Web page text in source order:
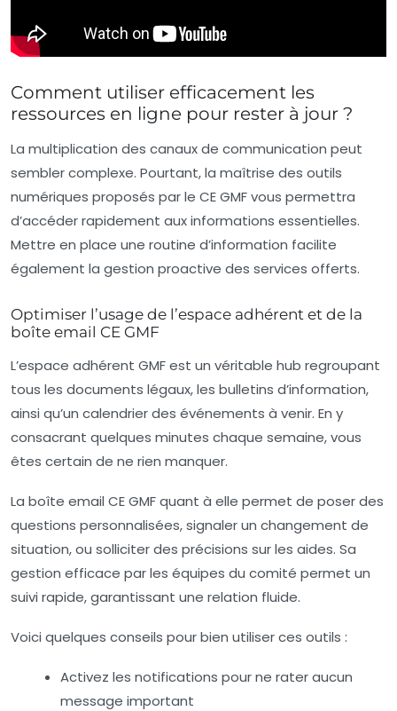
Comment utiliser efficacement les
ressources en ligne pour rester à jour ?
La multiplication des canaux de communication peut
sembler complexe. Pourtant, la maîtrise des outils
numériques proposés par le CE GMF vous permettra
d’accéder rapidement aux informations essentielles.
Mettre en place une routine d’information facilite
également la gestion proactive des services offerts.
Optimiser l’usage de l’espace adhérent et de la
boîte email CE GMF
L’espace adhérent GMFest un véritable hub regroupant
tous les documents légaux, les bulletins d’information,
ainsi qu’un calendrier des événements à venir. En y
consacrant quelques minutes chaque semaine, vous
êtes certain de ne rien manquer.
La boîte email CE GMFquant à elle permet de poser des
questions personnalisées, signaler un changement de
situation, ou solliciter des précisions sur les aides. Sa
gestion efficace par les équipes du comité permet un
suivi rapide, garantissant une relation fluide.
Voici quelques conseils pour bien utiliser ces outils :
Activez les notifications pour ne rater aucun
message important